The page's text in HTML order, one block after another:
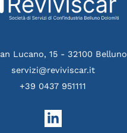
Lucano, 15 - 32100 Belluno
servizi@reviviscar.it
+39 0437 951111